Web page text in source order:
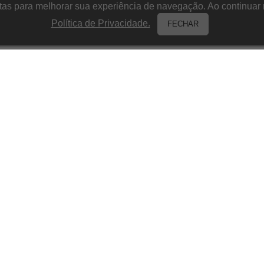
para melhorar sua experiência de navegação. Ao
Política de Privacidade.
FECHAR